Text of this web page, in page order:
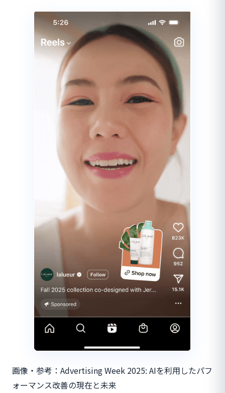
画像・参考：Advertising Week 2025: AIを利用したパフ
ォーマンス改善の現在と未来